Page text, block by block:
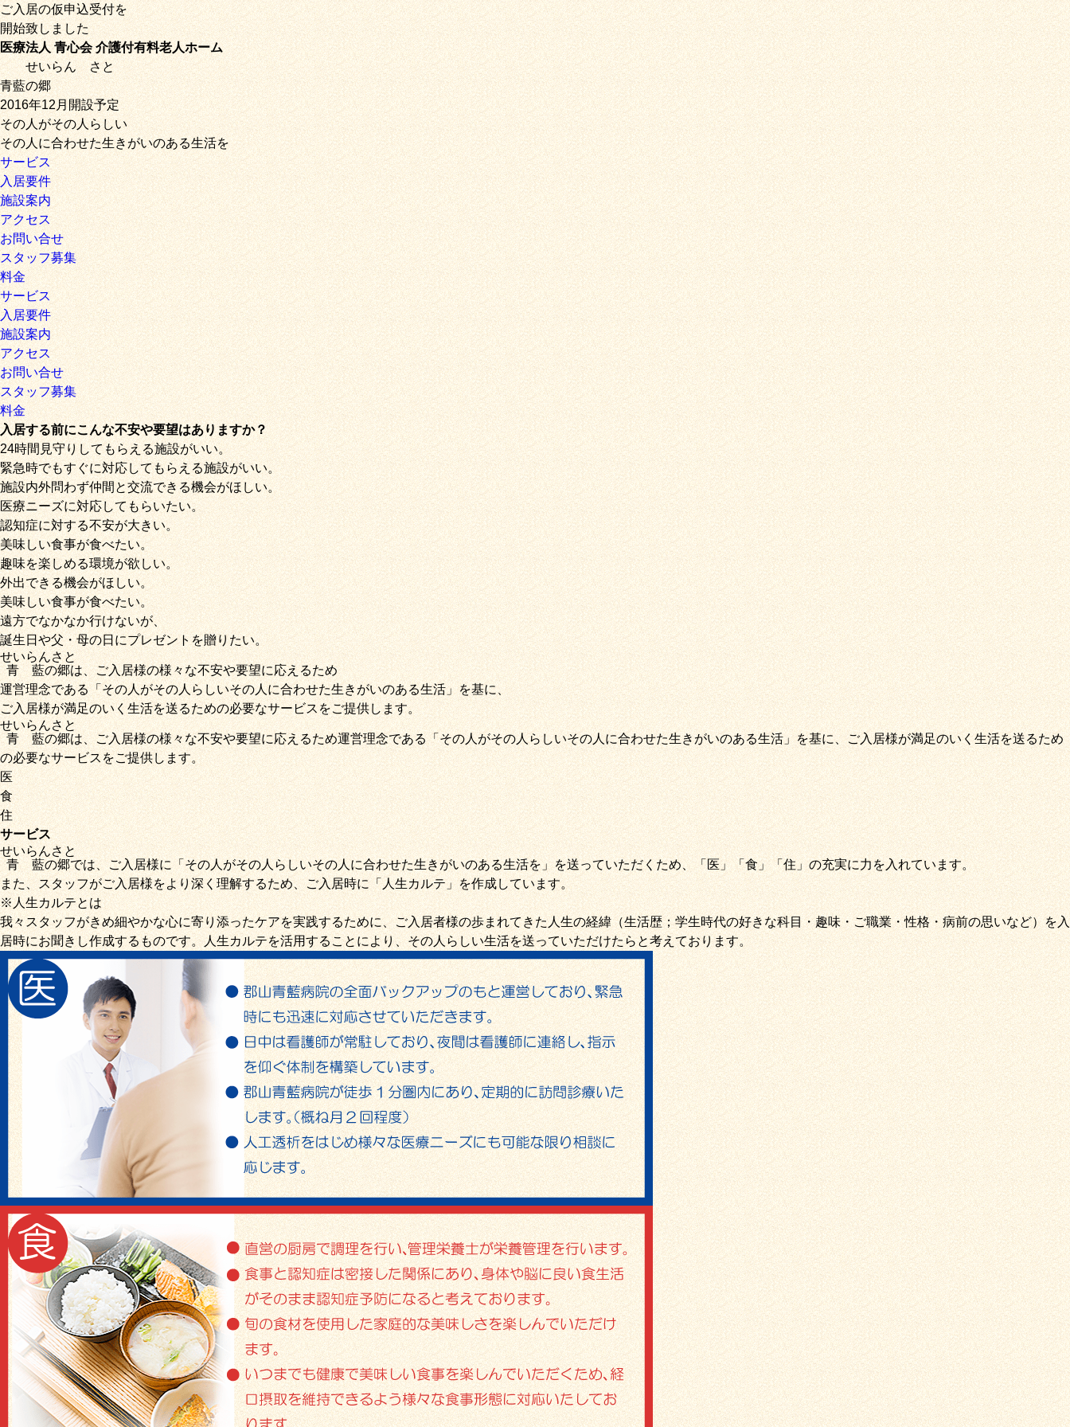
ご入居の仮申込受付を
開始致しました
医療法人 青心会 介護付有料老人ホーム
せいらんさと
青藍の郷
2016年12月開設予定
その人がその人らしい
その人に合わせた生きがいのある生活を
サービス
入居要件
施設案内
アクセス
お問い合せ
スタッフ募集
料金
サービス
入居要件
施設案内
アクセス
お問い合せ
スタッフ募集
料金
入居する前にこんな不安や要望はありますか？
24時間見守りしてもらえる施設がいい。
緊急時でもすぐに対応してもらえる施設がいい。
施設内外問わず仲間と交流できる機会がほしい。
医療ニーズに対応してもらいたい。
認知症に対する不安が大きい。
美味しい食事が食べたい。
趣味を楽しめる環境が欲しい。
外出できる機会がほしい。
美味しい食事が食べたい。
遠方でなかなか行けないが、
誕生日や父・母の日にプレゼントを贈りたい。
青藍
せいらん
の郷
さと
は、ご入居様の様々な不安や要望に応えるため
運営理念である「その人がその人らしいその人に合わせた生きがいのある生活」を基に、
ご入居様が満足のいく生活を送るための必要なサービスをご提供します。
青藍
せいらん
の郷
さと
は、ご入居様の様々な不安や要望に応えるため運営理念である 「その人がその人らしいその人に合わせた生きがいのある生活」を基に、ご入居様が満足のいく生活を送るため
の必要なサービスをご提供します。
医
食
住
サービス
青藍
せいらん
の郷
さと
では、ご入居様に「 その人がその人らしいその人に合わせた生きがいのある生活を」を送っていただくため、「医」「食」「住」の充実に力を入れています。
また、スタッフがご入居様をより深く理解するため、ご入居時に「人生カルテ」を作成しています。
※人生カルテとは
我々スタッフがきめ細やかな心に寄り添ったケアを実践するために、ご入居者様の歩まれてきた人生の経緯（生活歴；学生時代の好きな科目・趣味・ご職業・性格・病前の思いなど）を入
居時にお聞きし作成するものです。人生カルテを活用することにより、その人らしい生活を送っていただけたらと考えております。